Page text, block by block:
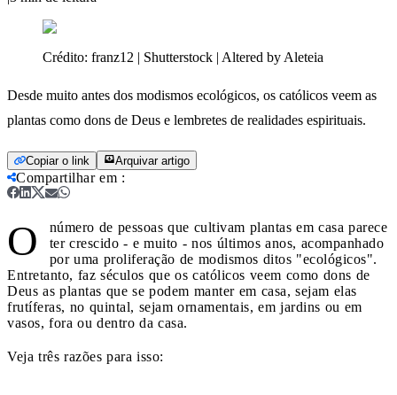
Crédito: franz12 | Shutterstock | Altered by Aleteia
Desde muito antes dos modismos ecológicos, os católicos veem as
plantas como dons de Deus e lembretes de realidades espirituais.
Copiar o link Arquivar artigo
Compartilhar em :
O
número de pessoas que cultivam plantas em casa parece
ter crescido - e muito - nos últimos anos, acompanhado
por uma proliferação de modismos ditos "ecológicos".
Entretanto, faz séculos que os católicos veem como dons de
Deus as plantas que se podem manter em casa, sejam elas
frutíferas, no quintal, sejam ornamentais, em jardins ou em
vasos, fora ou dentro da casa.
Veja três razões para isso: